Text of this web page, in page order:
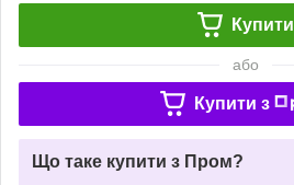
Купити
або
Купити з
Що таке купити з Пром?